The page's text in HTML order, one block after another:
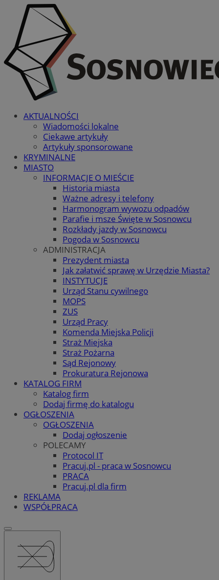
AKTUALNOŚCI
Wiadomości lokalne
Ciekawe artykuły
Artykuły sponsorowane
KRYMINALNE
MIASTO
INFORMACJE O MIEŚCIE
Historia miasta
Ważne adresy i telefony
Harmonogram wywozu odpadów
Parafie i msze Święte w Sosnowcu
Rozkłady jazdy w Sosnowcu
Pogoda w Sosnowcu
ADMINISTRACJA
Prezydent miasta
Jak załatwić sprawę w Urzędzie Miasta?
INSTYTUCJE
Urząd Stanu cywilnego
MOPS
ZUS
Urząd Pracy
Komenda Miejska Policji
Straż Miejska
Straż Pożarna
Sąd Rejonowy
Prokuratura Rejonowa
KATALOG FIRM
Katalog firm
Dodaj firmę do katalogu
OGŁOSZENIA
OGŁOSZENIA
Dodaj ogłoszenie
POLECAMY
Protocol IT
Pracuj.pl - praca w Sosnowcu
PRACA
Pracuj.pl dla firm
REKLAMA
WSPÓŁPRACA